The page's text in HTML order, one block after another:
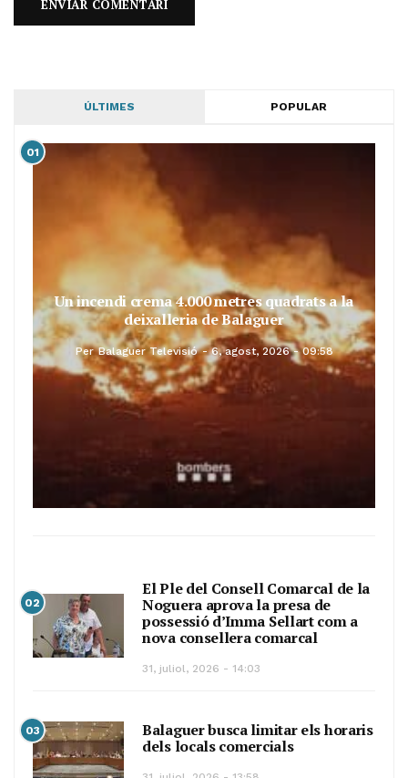
ÚLTIMES POPULAR
01
Un incendi crema 4.000 metres quadrats a la
deixalleria de Balaguer
Per Balaguer Televisió 6, agost, 2026 - 09:58
02
El Ple del Consell Comarcal de la
Noguera aprova la presa de
possessió d’Imma Sellart com a
nova consellera comarcal
31, juliol, 2026 - 14:03
03
Balaguer busca limitar els horaris
dels locals comercials